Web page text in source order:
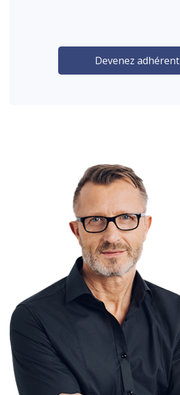
Devenez adhérent